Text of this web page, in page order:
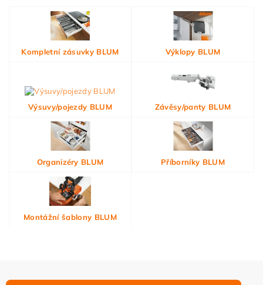
Kompletní zásuvky BLUM Výklopy BLUM
Výsuvy/pojezdy BLUM Závěsy/panty BLUM
Organizéry BLUM Příborníky BLUM
Montážní šablony BLUM